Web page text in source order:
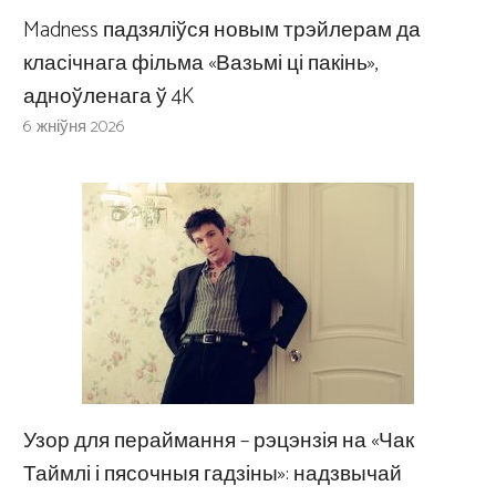
Madness падзяліўся новым трэйлерам да
класічнага фільма «Вазьмі ці пакінь»,
адноўленага ў 4K
6 жніўня 2026
Узор для пераймання – рэцэнзія на «Чак
Таймлі і пясочныя гадзіны»: надзвычай